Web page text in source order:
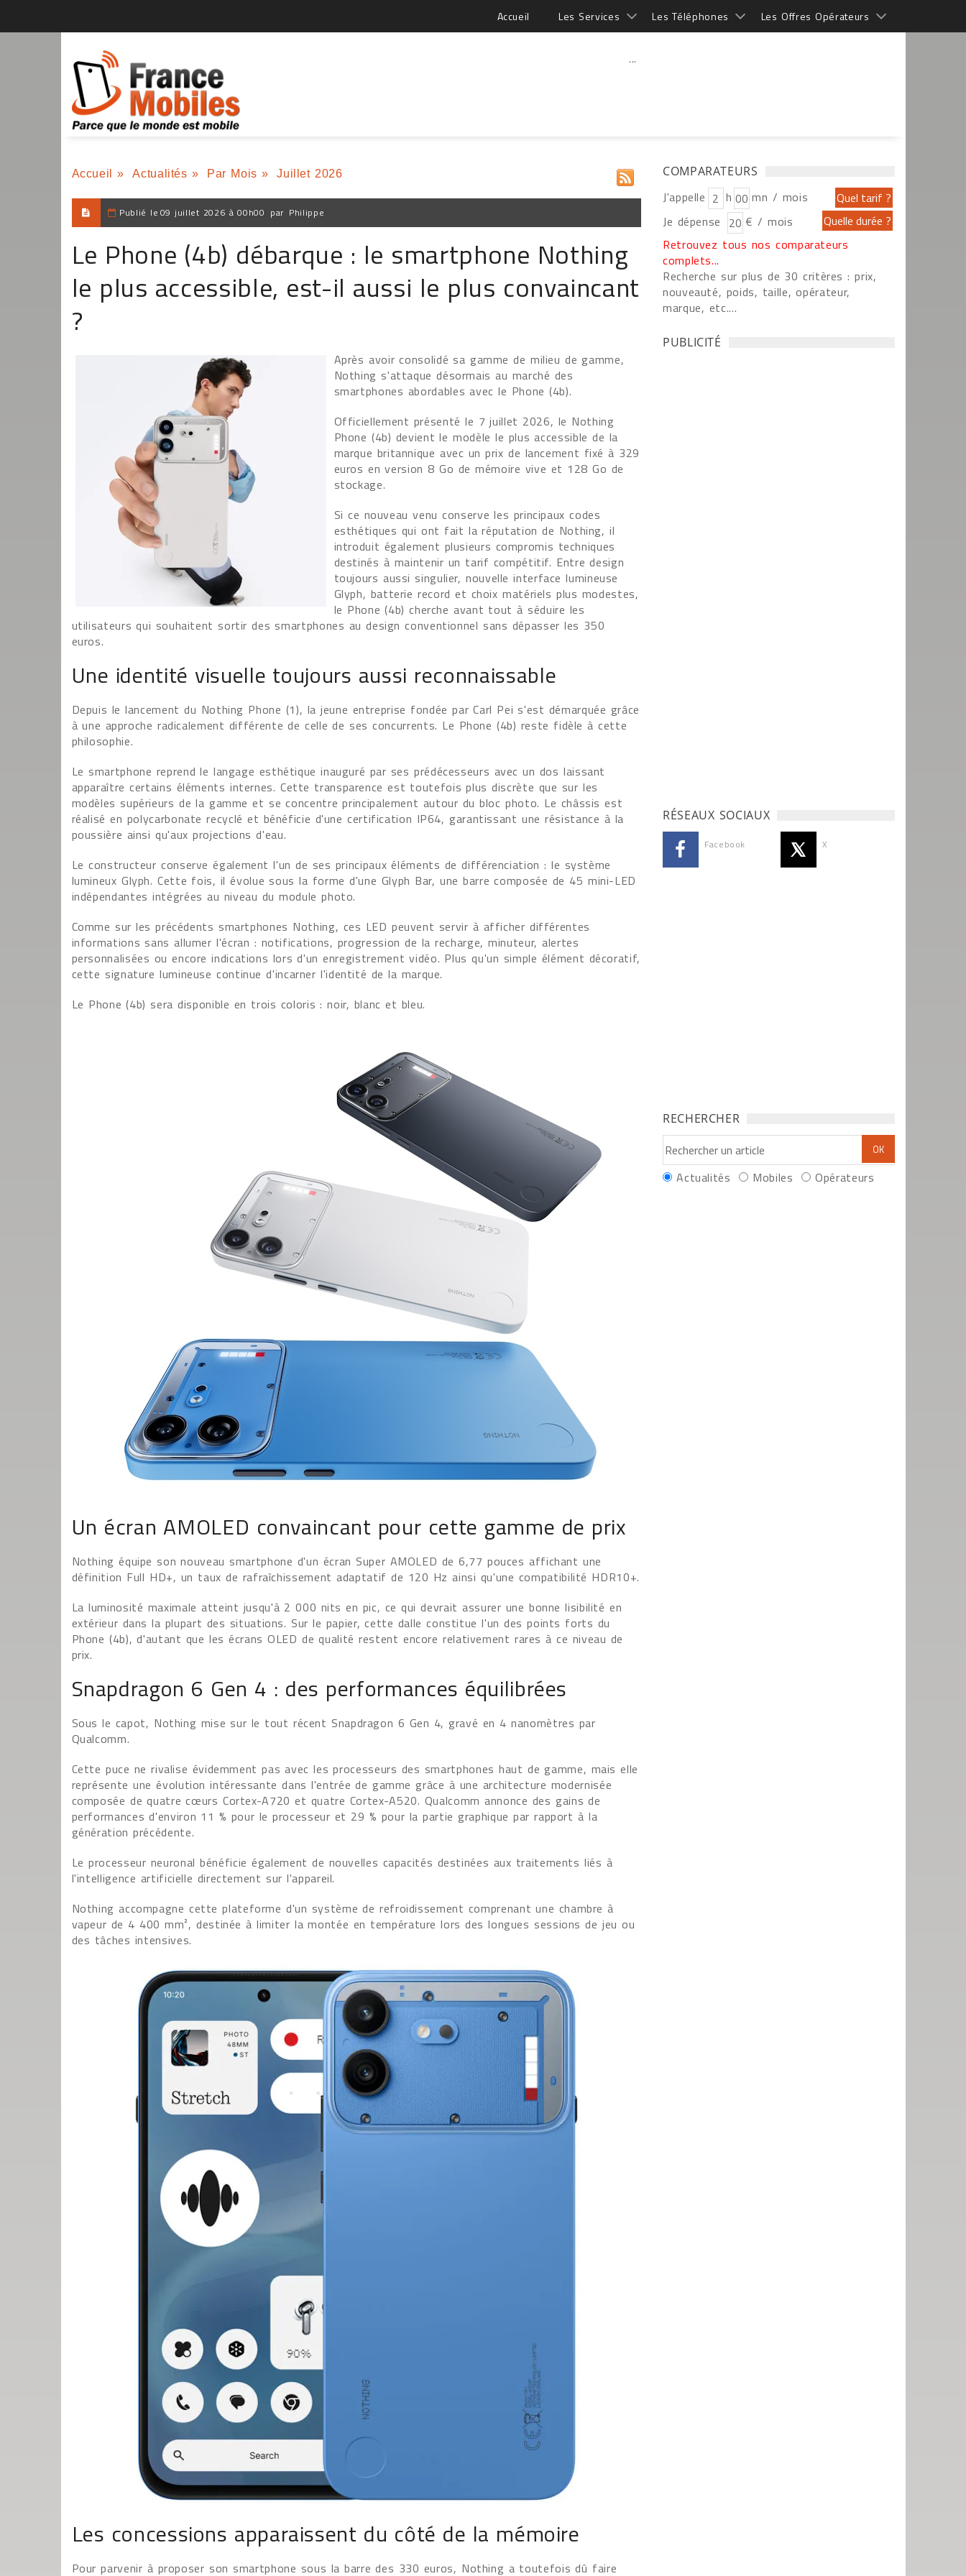
Accueil Les Services Les Téléphones Les Offres Opérateurs
...
Accueil » Actualités » Par Mois » Juillet 2026
Publié le 09 juillet 2026 à 00h00 par Philippe
Le Phone (4b) débarque : le smartphone Nothing
le plus accessible, est-il aussi le plus convaincant
?
Après avoir consolidé sa gamme de milieu de gamme,
Nothing s'attaque désormais au marché des
smartphones abordables avec le Phone (4b).
Officiellement présenté le 7 juillet 2026, le Nothing
Phone (4b) devient le modèle le plus accessible de la
marque britannique avec un prix de lancement fixé à 329
euros en version 8 Go de mémoire vive et 128 Go de
stockage.
Si ce nouveau venu conserve les principaux codes
esthétiques qui ont fait la réputation de Nothing, il
introduit également plusieurs compromis techniques
destinés à maintenir un tarif compétitif. Entre design
toujours aussi singulier, nouvelle interface lumineuse
Glyph, batterie record et choix matériels plus modestes,
le Phone (4b) cherche avant tout à séduire les
utilisateurs qui souhaitent sortir des smartphones au design conventionnel sans dépasser les 350
euros.
Une identité visuelle toujours aussi reconnaissable
Depuis le lancement du Nothing Phone (1), la jeune entreprise fondée par Carl Pei s'est démarquée grâce
à une approche radicalement différente de celle de ses concurrents. Le Phone (4b) reste fidèle à cette
philosophie.
Le smartphone reprend le langage esthétique inauguré par ses prédécesseurs avec un dos laissant
apparaître certains éléments internes. Cette transparence est toutefois plus discrète que sur les
modèles supérieurs de la gamme et se concentre principalement autour du bloc photo. Le châssis est
réalisé en polycarbonate recyclé et bénéficie d'une certification IP64, garantissant une résistance à la
poussière ainsi qu'aux projections d'eau.
Le constructeur conserve également l'un de ses principaux éléments de différenciation : le système
lumineux Glyph. Cette fois, il évolue sous la forme d'une Glyph Bar, une barre composée de 45 mini-LED
indépendantes intégrées au niveau du module photo.
Comme sur les précédents smartphones Nothing, ces LED peuvent servir à afficher différentes
informations sans allumer l'écran : notifications, progression de la recharge, minuteur, alertes
personnalisées ou encore indications lors d'un enregistrement vidéo. Plus qu'un simple élément décoratif,
cette signature lumineuse continue d'incarner l'identité de la marque.
Le Phone (4b) sera disponible en trois coloris : noir, blanc et bleu.
Un écran AMOLED convaincant pour cette gamme de prix
Nothing équipe son nouveau smartphone d'un écran Super AMOLED de 6,77 pouces affichant une
définition Full HD+, un taux de rafraîchissement adaptatif de 120 Hz ainsi qu'une compatibilité HDR10+.
La luminosité maximale atteint jusqu'à 2 000 nits en pic, ce qui devrait assurer une bonne lisibilité en
extérieur dans la plupart des situations. Sur le papier, cette dalle constitue l'un des points forts du
Phone (4b), d'autant que les écrans OLED de qualité restent encore relativement rares à ce niveau de
prix.
Snapdragon 6 Gen 4 : des performances équilibrées
Sous le capot, Nothing mise sur le tout récent Snapdragon 6 Gen 4, gravé en 4 nanomètres par
Qualcomm.
Cette puce ne rivalise évidemment pas avec les processeurs des smartphones haut de gamme, mais elle
représente une évolution intéressante dans l'entrée de gamme grâce à une architecture modernisée
composée de quatre cœurs Cortex-A720 et quatre Cortex-A520. Qualcomm annonce des gains de
performances d'environ 11 % pour le processeur et 29 % pour la partie graphique par rapport à la
génération précédente.
Le processeur neuronal bénéficie également de nouvelles capacités destinées aux traitements liés à
l'intelligence artificielle directement sur l'appareil.
Nothing accompagne cette plateforme d'un système de refroidissement comprenant une chambre à
vapeur de 4 400 mm², destinée à limiter la montée en température lors des longues sessions de jeu ou
des tâches intensives.
Les concessions apparaissent du côté de la mémoire
Pour parvenir à proposer son smartphone sous la barre des 330 euros, Nothing a toutefois dû faire
COMPARATEURS
J'appelle h
mn / mois
Je dépense
€ / mois
Retrouvez tous nos comparateurs
complets...
Recherche sur plus de 30 critères : prix,
nouveauté, poids, taille, opérateur,
marque, etc....
PUBLICITÉ
RÉSEAUX SOCIAUX
Facebook X
RECHERCHER
Actualités Mobiles Opérateurs